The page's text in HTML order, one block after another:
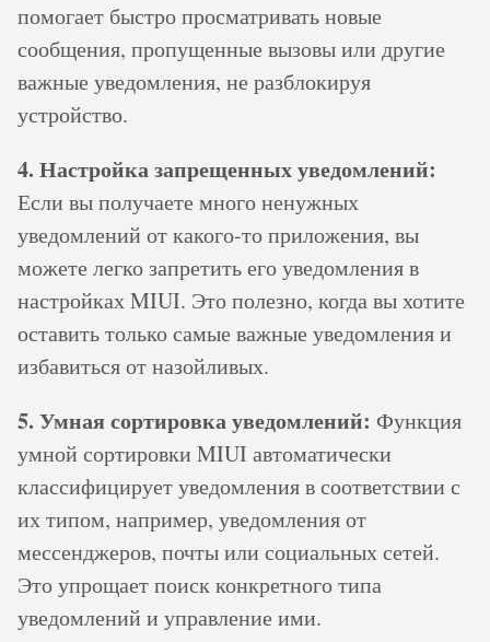
помогает быстро просматривать новые
сообщения, пропущенные вызовы или другие
важные уведомления, не разблокируя
устройство.
4. Настройка запрещенных уведомлений:
Если вы получаете много ненужных
уведомлений от какого-то приложения, вы
можете легко запретить его уведомления в
настройках MIUI. Это полезно, когда вы хотите
оставить только самые важные уведомления и
избавиться от назойливых.
5. Умная сортировка уведомлений: Функция
умной сортировки MIUI автоматически
классифицирует уведомления в соответствии с
их типом, например, уведомления от
мессенджеров, почты или социальных сетей.
Это упрощает поиск конкретного типа
уведомлений и управление ими.